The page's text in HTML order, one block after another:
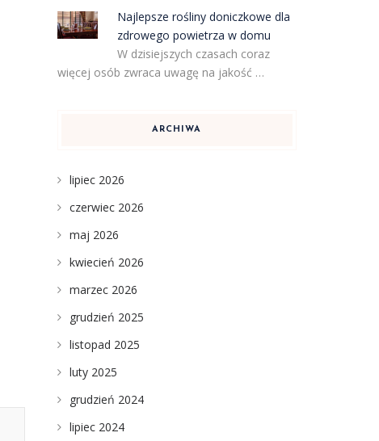
Najlepsze rośliny doniczkowe dla
zdrowego powietrza w domu
W dzisiejszych czasach coraz
więcej osób zwraca uwagę na jakość …
ARCHIWA
lipiec 2026
czerwiec 2026
maj 2026
kwiecień 2026
marzec 2026
grudzień 2025
listopad 2025
luty 2025
grudzień 2024
lipiec 2024